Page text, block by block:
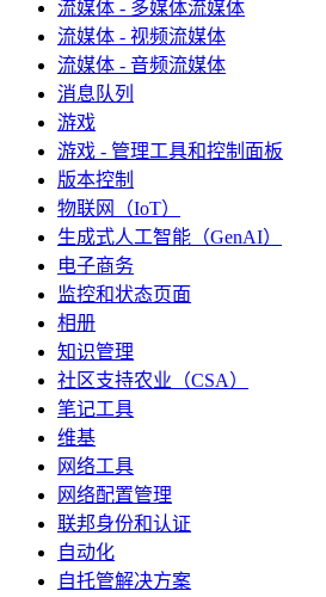
流媒体 - 多媒体流媒体
流媒体 - 视频流媒体
流媒体 - 音频流媒体
消息队列
游戏
游戏 - 管理工具和控制面板
版本控制
物联网（IoT）
生成式人工智能（GenAI）
电子商务
监控和状态页面
相册
知识管理
社区支持农业（CSA）
笔记工具
维基
网络工具
网络配置管理
联邦身份和认证
自动化
自托管解决方案